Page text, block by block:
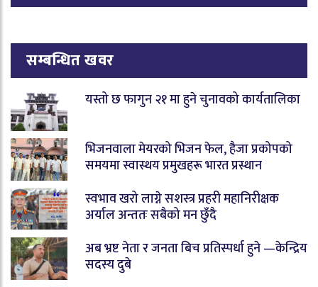
सम्बन्धित खवर
यस्तो छ फागुन २१ मा हुने चुनावको कार्यतालिका
भिजनवाला मेयरको भिजन फेल, हैजा प्रकोपको
समयमा स्वास्थय प्रमुखहरू भारत प्रस्थान
स्वभाव खरो लाग्ने सशस्त्र प्रहरी महानिरीक्षक
अर्याल अन्ततः सबैको मन छुँदै
अब भ्रष्ट नेता र जनता बिच प्रतिस्पर्धा हुने —केन्द्रिय
सदस्य दुबे